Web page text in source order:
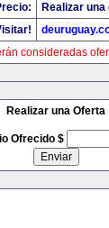
Realizar
consideradas
Realizar una Oferta
Ofrecido $